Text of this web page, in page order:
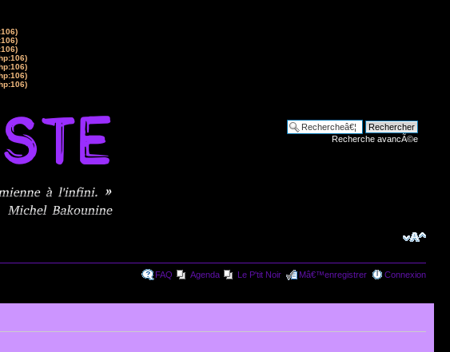
Recherche avancÃ©e
FAQ Agenda Le P'tit Noir Mâ€™enregistrer Connexion